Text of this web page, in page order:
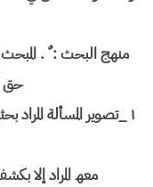
منھج البحث : ٌ . المبحث
حق
١ _تصویر المسألة
معھ المراد إلا